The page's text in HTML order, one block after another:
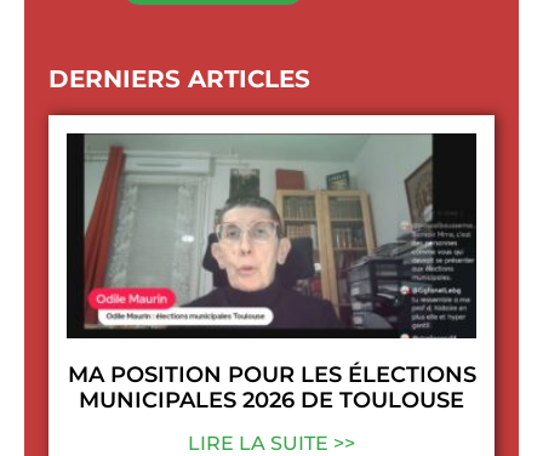
DERNIERS ARTICLES
MA POSITION POUR LES ÉLECTIONS
MUNICIPALES 2026 DE TOULOUSE
LIRE LA SUITE >>